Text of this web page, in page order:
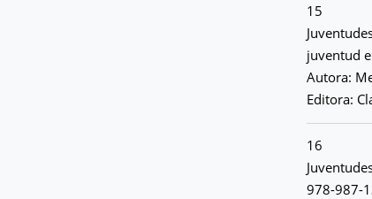
15
juventud
Autora:
Editora:
16
978-987-